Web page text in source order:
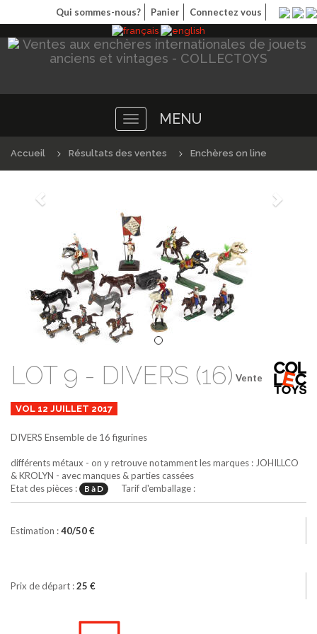
Qui sommes-nous? Panier Connectez vous
Toggle
navigation
MENU
Accueil Résultats des ventes Enchères on line
Précédént
Vente
LOT 9 - DIVERS (16)
VOL 12 JUILLET 2017
DIVERS Ensemble de 16 figurines
différents métaux - on y retrouve notamment les marques : JOHILLCO
& KROLYN - avec manques & parties cassées
Etat des pièces :
B à D Tarif d'emballage :
Estimation :40/50 €
Prix de départ :25 €